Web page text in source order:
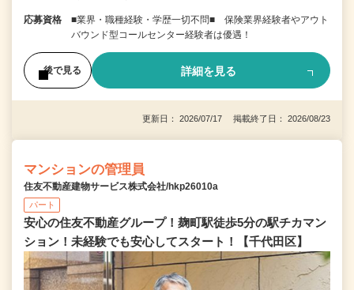
応募資格
■業界・職種経験・学歴一切不問■ 保険業界経験者やアウト
バウンド型コールセンター経験者は優遇！
後で見る 詳細を見る
更新日： 2026/07/17 掲載終了日： 2026/08/23
マンションの管理員
住友不動産建物サービス株式会社/hkp26010a
パート
安心の住友不動産グループ！麹町駅徒歩5分の駅チカマン
ション！未経験でも安心してスタート！【千代田区】